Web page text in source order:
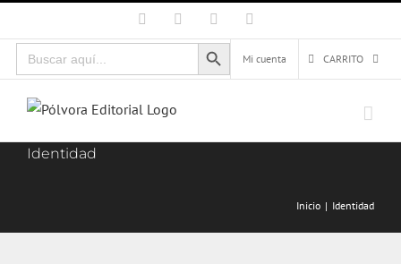
al
contenido
Facebook Instagram
Buscar:
Botón de búsqueda
Mi cuenta
CARRITO
Identidad
Inicio Identidad